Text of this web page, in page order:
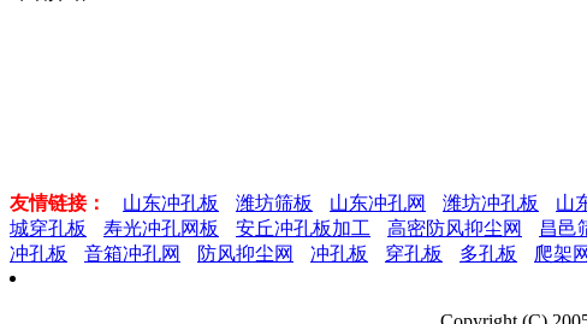
友情链接： 山东冲孔板 潍坊筛板 山东冲孔网 潍坊冲孔板 山
城穿孔板
寿光冲孔网板 安丘冲孔板加工 高密防风抑尘网 昌邑
冲孔板
音箱冲孔网 防风抑尘网 冲孔板 穿孔板 多孔板 爬架网